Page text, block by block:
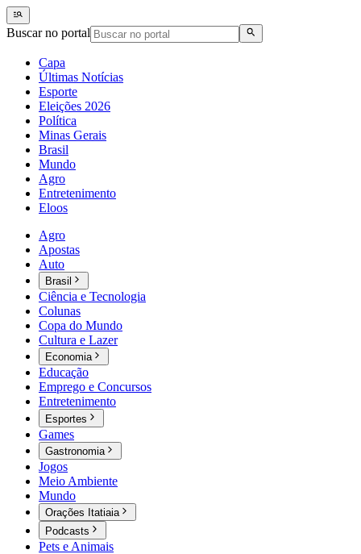
Buscar no portal
Capa
Últimas Notícias
Esporte
Eleições 2026
Política
Minas Gerais
Brasil
Mundo
Agro
Entretenimento
Eloos
Agro
Apostas
Auto
Brasil
Ciência e Tecnologia
Colunas
Copa do Mundo
Cultura e Lazer
Economia
Educação
Emprego e Concursos
Entretenimento
Esportes
Games
Gastronomia
Jogos
Meio Ambiente
Mundo
Orações Itatiaia
Podcasts
Pets e Animais